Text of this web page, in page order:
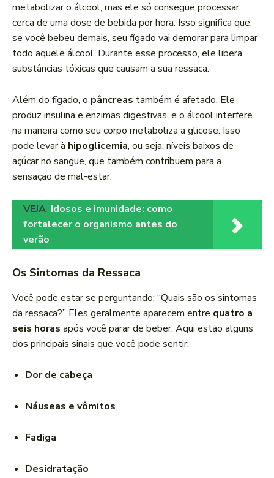
metabolizar o álcool, mas ele só consegue processar
cerca de uma dose de bebida por hora. Isso significa que,
se você bebeu demais, seu fígado vai demorar para limpar
todo aquele álcool. Durante esse processo, ele libera
substâncias tóxicas que causam a sua ressaca.
Além do fígado, o pâncreas também é afetado. Ele
produz insulina e enzimas digestivas, e o álcool interfere
na maneira como seu corpo metaboliza a glicose. Isso
pode levar à hipoglicemia, ou seja, níveis baixos de
açúcar no sangue, que também contribuem para a
sensação de mal-estar.
VEJA Idosos e imunidade: como
fortalecer o organismo antes do
verão
Os Sintomas da Ressaca
Você pode estar se perguntando: “Quais são os sintomas
da ressaca?” Eles geralmente aparecem entre quatro a
seis horas após você parar de beber. Aqui estão alguns
dos principais sinais que você pode sentir:
Dor de cabeça
Náuseas e vômitos
Fadiga
Desidratação